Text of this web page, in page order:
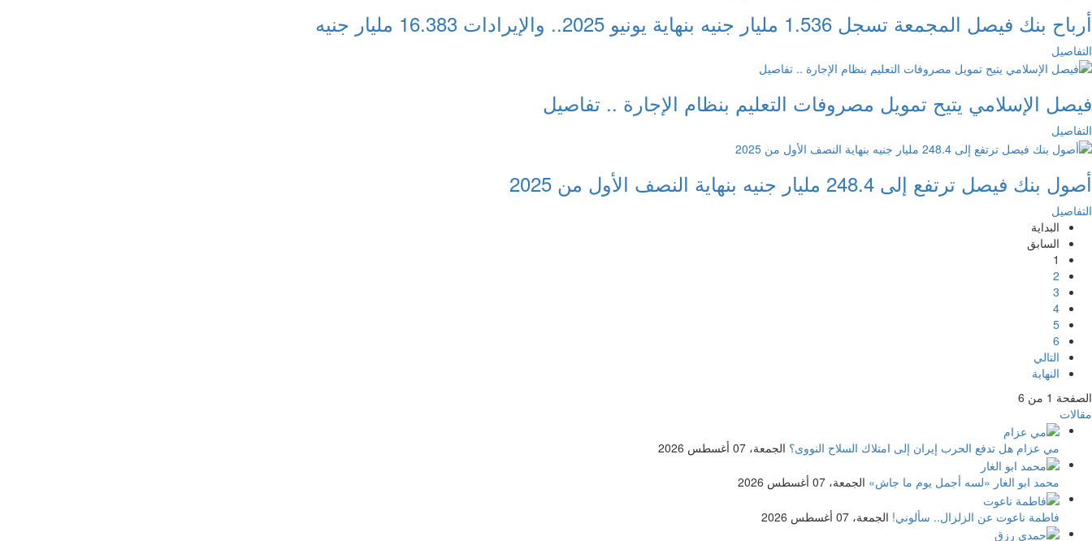
أرباح بنك فيصل المجمعة تسجل 1.536 مليار جنيه بنهاية يونيو 2025.. والإيرادات 16.383 مليار جنيه
التفاصيل
فيصل الإسلامي يتيح تمويل مصروفات التعليم بنظام الإجارة .. تفاصيل
التفاصيل
أصول بنك فيصل ترتفع إلى 248.4 مليار جنيه بنهاية النصف الأول من 2025
التفاصيل
البداية
السابق
1
2
3
4
5
6
التالي
النهاية
الصفحة 1 من 6
مقالات
مي عزام هل تدفع الحرب إيران إلى امتلاك السلاح النووى؟ الجمعة، 07 أغسطس 2026
محمد ابو الغار «لسه أجمل يوم ما جاش» الجمعة، 07 أغسطس 2026
فاطمة ناعوت عن الزلزال.. سألوني! الجمعة، 07 أغسطس 2026